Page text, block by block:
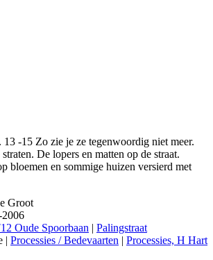
13 -15 Zo zie je ze tegenwoordig niet meer.
De lopers en matten op de straat.
bloemen en sommige huizen versierd met
Groot
Oude Spoorbaan | Palingstraat
| Processies / Bedevaarten | Processies, H Hart